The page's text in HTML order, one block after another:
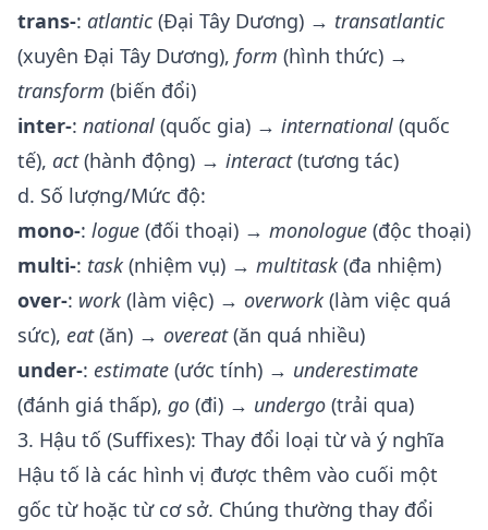
trans-: atlantic(Đại Tây Dương) → transatlantic
(xuyên Đại Tây Dương), form (hình thức) →
transform (biến đổi)
inter-: national (quốc gia) → international (quốc
tế), act(hành động) → interact(tương tác)
d. Số lượng/Mức độ:
mono-: logue (đối thoại) → monologue (độc thoại)
multi-: task (nhiệm vụ) → multitask (đa nhiệm)
over-: work (làm việc) → overwork (làm việc quá
sức), eat(ăn) → overeat(ăn quá nhiều)
under-: estimate (ước tính) → underestimate
(đánh giá thấp), go (đi) → undergo (trải qua)
3. Hậu tố (Suffixes): Thay đổi loại từ và ý nghĩa
Hậu tố là các hình vị được thêm vào cuối một
gốc từ hoặc từ cơ sở. Chúng thường thay đổi